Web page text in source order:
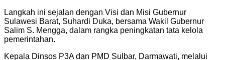
Langkah ini sejalan dengan Visi dan Misi Gubernur
Sulawesi Barat, Suhardi Duka, bersama Wakil Gubernur
Salim S. Mengga, dalam rangka peningkatan tata kelola
pemerintahan.
Kepala Dinsos P3A dan PMD Sulbar, Darmawati, melalui